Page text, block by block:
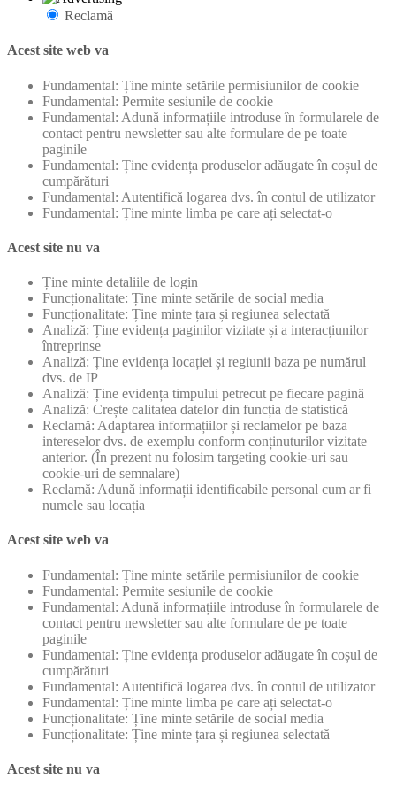
Reclamă
Acest site web va
Fundamental: Ține minte setările permisiunilor de cookie
Fundamental: Permite sesiunile de cookie
Fundamental: Adună informațiile introduse în formularele de
contact pentru newsletter sau alte formulare de pe toate
paginile
Fundamental: Ține evidența produselor adăugate în coșul de
cumpărături
Fundamental: Autentifică logarea dvs. în contul de utilizator
Fundamental: Ține minte limba pe care ați selectat-o
Acest site nu va
Ține minte detaliile de login
Funcționalitate: Ține minte setările de social media
Funcționalitate: Ține minte țara și regiunea selectată
Analiză: Ține evidența paginilor vizitate și a interacțiunilor
întreprinse
Analiză: Ține evidența locației și regiunii baza pe numărul
dvs. de IP
Analiză: Ține evidența timpului petrecut pe fiecare pagină
Analiză: Crește calitatea datelor din funcția de statistică
Reclamă: Adaptarea informațiilor și reclamelor pe baza
intereselor dvs. de exemplu conform conținuturilor vizitate
anterior. (În prezent nu folosim targeting cookie-uri sau
cookie-uri de semnalare)
Reclamă: Adună informații identificabile personal cum ar fi
numele sau locația
Acest site web va
Fundamental: Ține minte setările permisiunilor de cookie
Fundamental: Permite sesiunile de cookie
Fundamental: Adună informațiile introduse în formularele de
contact pentru newsletter sau alte formulare de pe toate
paginile
Fundamental: Ține evidența produselor adăugate în coșul de
cumpărături
Fundamental: Autentifică logarea dvs. în contul de utilizator
Fundamental: Ține minte limba pe care ați selectat-o
Funcționalitate: Ține minte setările de social media
Funcționalitate: Ține minte țara și regiunea selectată
Acest site nu va